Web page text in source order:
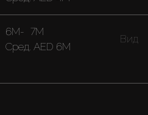
6M- 7M
Cред. AED 6M
Вид